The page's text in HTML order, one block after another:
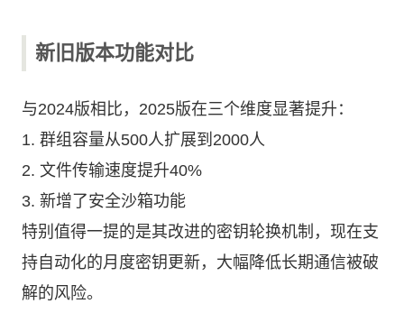
新旧版本功能对比
与2024版相比，2025版在三个维度显著提升：
1. 群组容量从500人扩展到2000人
2. 文件传输速度提升40%
3. 新增了安全沙箱功能
特别值得一提的是其改进的密钥轮换机制，现在支
持自动化的月度密钥更新，大幅降低长期通信被破
解的风险。